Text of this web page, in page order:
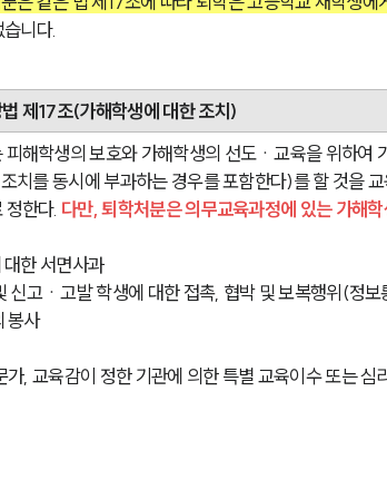
니다.
제17조(가해학생에 대한 조치)
피해학생의 보호와 가해학생의 선도ㆍ교육을 위하여
치를 동시에 부과하는 경우를 포함한다)를 할 것을
한다. 다만, 퇴학처분은 의무교육과정에 있는 가해
대한 서면사과
신고ㆍ고발 학생에 대한 접촉, 협박 및 보복행위(정
봉사
가, 교육감이 정한 기관에 의한 특별 교육이수 또는 심